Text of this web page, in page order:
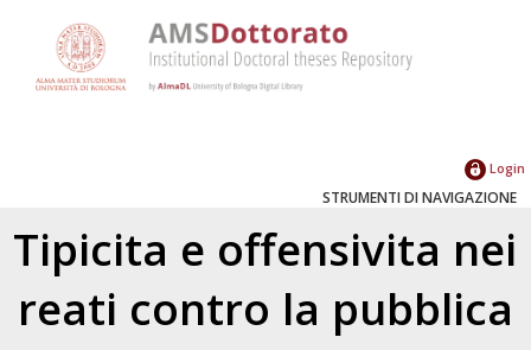
Login
STRUMENTI DI NAVIGAZIONE
Tipicita e offensivita nei
reati contro la pubblica